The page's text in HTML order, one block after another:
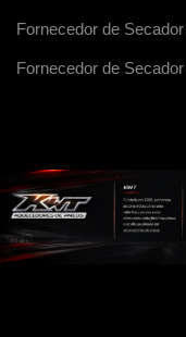
Fornecedor de
Fornecedor de